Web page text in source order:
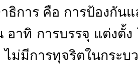
ธิการ คือ การป้องกัน
อาทิ การบรรจุ แต่งตั้
ม่มีการทุจริตในกระ